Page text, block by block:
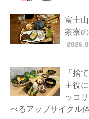
富士
茶寮
「捨
主役
ッコ
べるアップサイクル